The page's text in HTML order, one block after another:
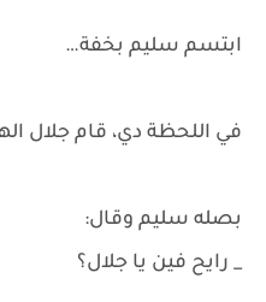
ابتسم سليم بخفة…
في اللحظة دي، قام جلال
بصله سليم وقال:
_ رايح فين يا جلال؟